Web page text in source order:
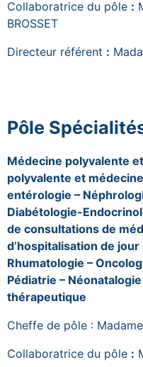
Collaboratrice du pôle :
BROSSET
Directeur référent :
Pôle
Médecine polyvalente
polyvalente et
entérologie –
Diabétologie-
de consultations de
d’hospitalisation de
Rhumatologie –
Pédiatrie –
thérapeutique
Cheffe de pôle :
Collaboratrice du pôle :